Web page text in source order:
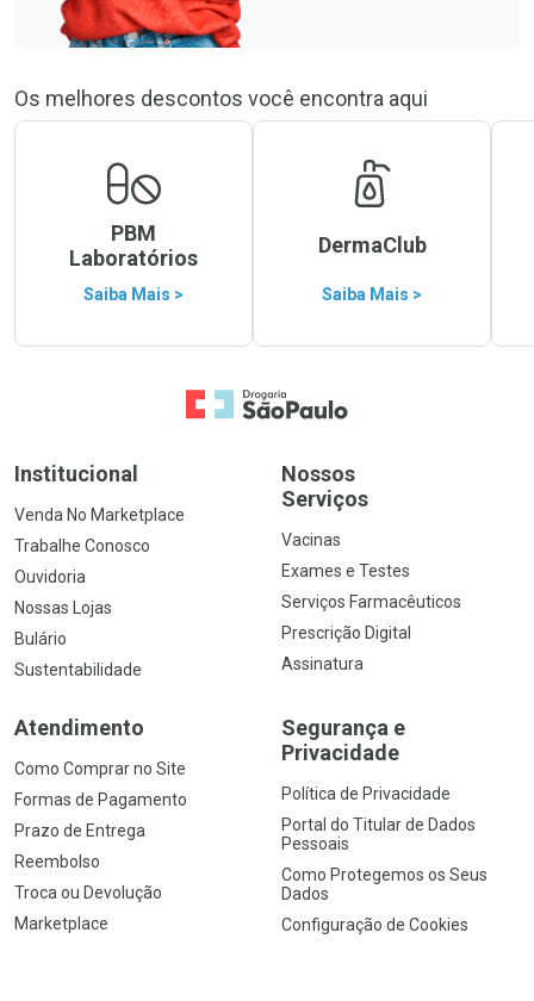
Os melhores descontos você encontra aqui
PBM
Laboratórios
Saiba Mais >
DermaClub
Saiba Mais >
Ir para a Home
Institucional
Venda No Marketplace
Trabalhe Conosco
Ouvidoria
Nossas Lojas
Bulário
Sustentabilidade
Nossos
Serviços
Vacinas
Exames e Testes
Serviços Farmacêuticos
Prescrição Digital
Assinatura
Atendimento
Como Comprar no Site
Formas de Pagamento
Prazo de Entrega
Reembolso
Troca ou Devolução
Marketplace
Segurança e
Privacidade
Política de Privacidade
Portal do Titular de Dados
Pessoais
Como Protegemos os Seus
Dados
Configuração de Cookies